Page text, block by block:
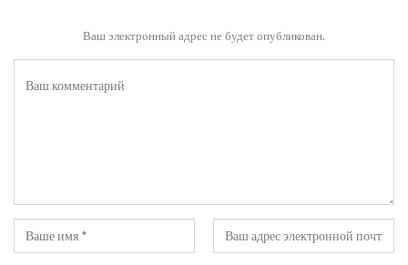
Ваш электронный адрес не будет опубликован.